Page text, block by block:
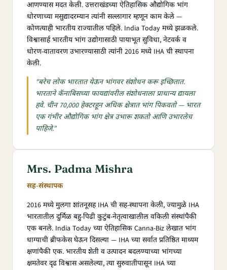
आणण्यास मदत केली. उत्तराखंडच्या ऐतिहासिक औद्योगिक भांग
धोरणाच्या मसुद्यादरम्यान त्यांनी सल्लागार म्हणून काम केले —
कोणत्याही भारतीय राज्यातील पहिले. India Today मध्ये झळकले.
विश्वासार्ह भारतीय भांग उद्योगासाठी पायाभूत सुविधा, नेटवर्क व
धोरण-वातावरण उभारण्यासाठी त्यांनी 2016 मध्ये IHA ची स्थापना
केली.
"बरेच लोक भारतात येऊन भांगवर संशोधन करू इच्छितात.
भारताने कॅनाबिसच्या फायद्यांवरील संशोधनाला प्राधान्य द्यायला
हवे. चीन 70,000 हेक्टरहून अधिक क्षेत्रात भांग पिकवतो — भारत
एक गंभीर औद्योगिक भांग क्षेत्र उभारू शकतो आणि उभारलेच
पाहिजे."
Mrs. Padma Mishra
सह-संस्थापक
2016 मध्ये मुलगा शांतनूसह IHA ची सह-स्थापना केली, ज्यामुळे IHA
भारतातील दुर्मिळ बहु-पिढी कुटुंब-नेतृत्वाखालील वकिली संस्थांपैकी
एक बनले. India Today च्या ऐतिहासिक Canna-Biz लेखात भांग
धाग्याची ब्रीफकेस घेऊन दिसल्या — IHA च्या सर्वात प्रतिष्ठित माध्यम
क्षणांपैकी एक. भारतीय शेती व उत्पादन बदलण्याच्या भांगच्या
क्षमतेवर दृढ विश्वास असलेल्या, त्या सुरुवातीपासून IHA च्या